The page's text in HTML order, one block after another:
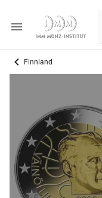
Finnland